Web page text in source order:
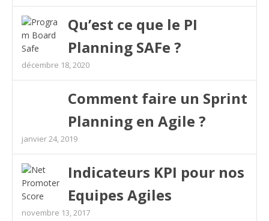
Qu’est ce que le PI
Planning SAFe ?
décembre 18, 2020
Comment faire un Sprint
Planning en Agile ?
janvier 24, 2019
Indicateurs KPI pour nos
Equipes Agiles
novembre 13, 2017